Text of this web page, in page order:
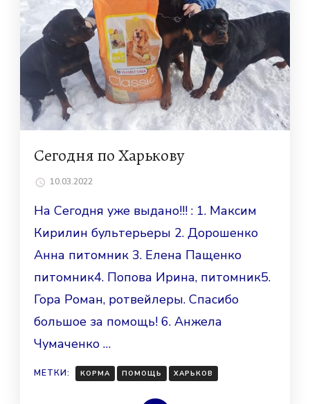
Сегодня по Харькову
10.03.2022
На Сегодня уже выдано!!! : 1. Максим
Кирилин бультерьеры 2. Дорошенко
Анна питомник 3. Елена Пащенко
питомник4. Попова Ирина, питомник5.
Гора Роман, ротвейлеры. Спасибо
большое за помощь! 6. Анжела
Чумаченко …
МЕТКИ: КОРМА ПОМОЩЬ ХАРЬКОВ